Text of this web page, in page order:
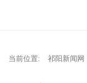
当前位置: 祁阳新闻网